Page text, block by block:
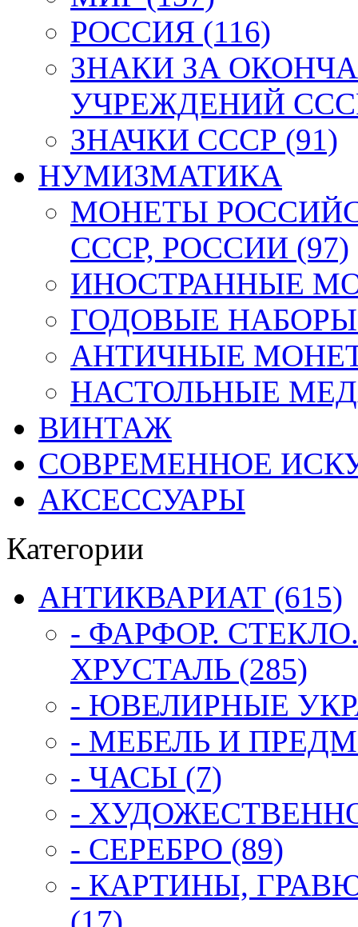
РОССИЯ (116)
ЗНАКИ ЗА
УЧРЕЖДЕНИЙ
ЗНАЧКИ СССР (91)
НУМИЗМАТИКА
МОНЕТЫ
СССР, РОССИИ (97)
ИНОСТРАННЫЕ
ГОДОВЫЕ НАБОРЫ
АНТИЧНЫЕ
НАСТОЛЬНЫЕ
ВИНТАЖ
СОВРЕМЕННОЕ
АКСЕССУАРЫ
Категории
АНТИКВАРИАТ (615)
- ФАРФОР.
ХРУСТАЛЬ (285)
- ЮВЕЛИРНЫЕ
- МЕБЕЛЬ И
- ЧАСЫ (7)
-
- СЕРЕБРО (89)
- КАРТИНЫ,